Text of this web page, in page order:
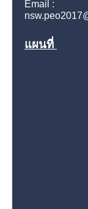
Email :
แผนที่